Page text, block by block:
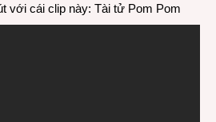
với cái clip này: Tài tử Pom Pom